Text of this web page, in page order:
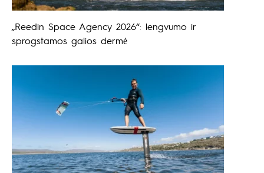
„Reedin Space Agency 2026“: lengvumo ir
sprogstamos galios dermė